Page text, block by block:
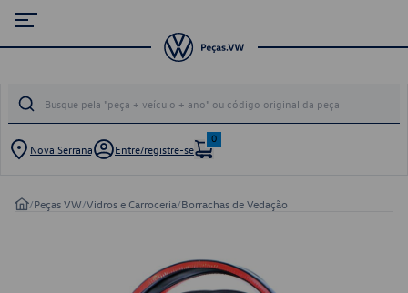
Nova Serrana Entre/registre-se
0
/Peças VW/Vidros e Carroceria/Borrachas de Vedação